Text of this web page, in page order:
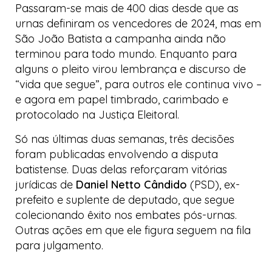
Passaram-se mais de 400 dias desde que as
urnas definiram os vencedores de 2024, mas em
São João Batista a campanha ainda não
terminou para todo mundo. Enquanto para
alguns o pleito virou lembrança e discurso de
“vida que segue”, para outros ele continua vivo –
e agora em papel timbrado, carimbado e
protocolado na Justiça Eleitoral.
Só nas últimas duas semanas, três decisões
foram publicadas envolvendo a disputa
batistense. Duas delas reforçaram vitórias
jurídicas de Daniel Netto Cândido (PSD), ex-
prefeito e suplente de deputado, que segue
colecionando êxito nos embates pós-urnas.
Outras ações em que ele figura seguem na fila
para julgamento.